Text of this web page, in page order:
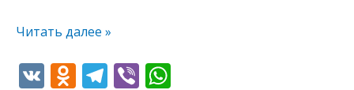
Читать далее »
V O T Vi